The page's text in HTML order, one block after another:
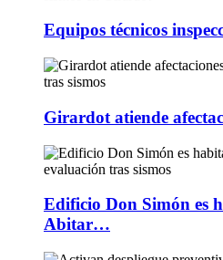
Equipos técnicos
Girardot atiende
Edificio Don Simón es
Abitar…